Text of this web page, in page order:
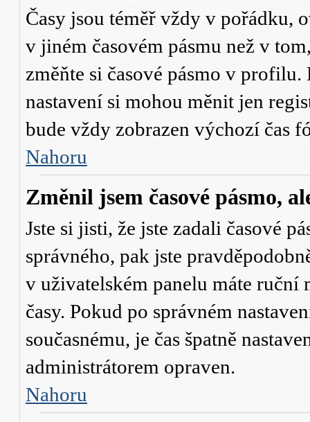
Časy jsou téměř vždy v pořádku,
v jiném časovém pásmu než v
změňte si časové pásmo v profilu.
nastavení si mohou měnit jen
bude vždy zobrazen výchozí čas
Nahoru
Změnil jsem časové pásmo,
Jste si jisti, že jste zadali časové
správného, pak jste
v uživatelském panelu máte ruční
časy. Pokud po správném
současnému, je čas špatně
administrátorem opraven.
Nahoru